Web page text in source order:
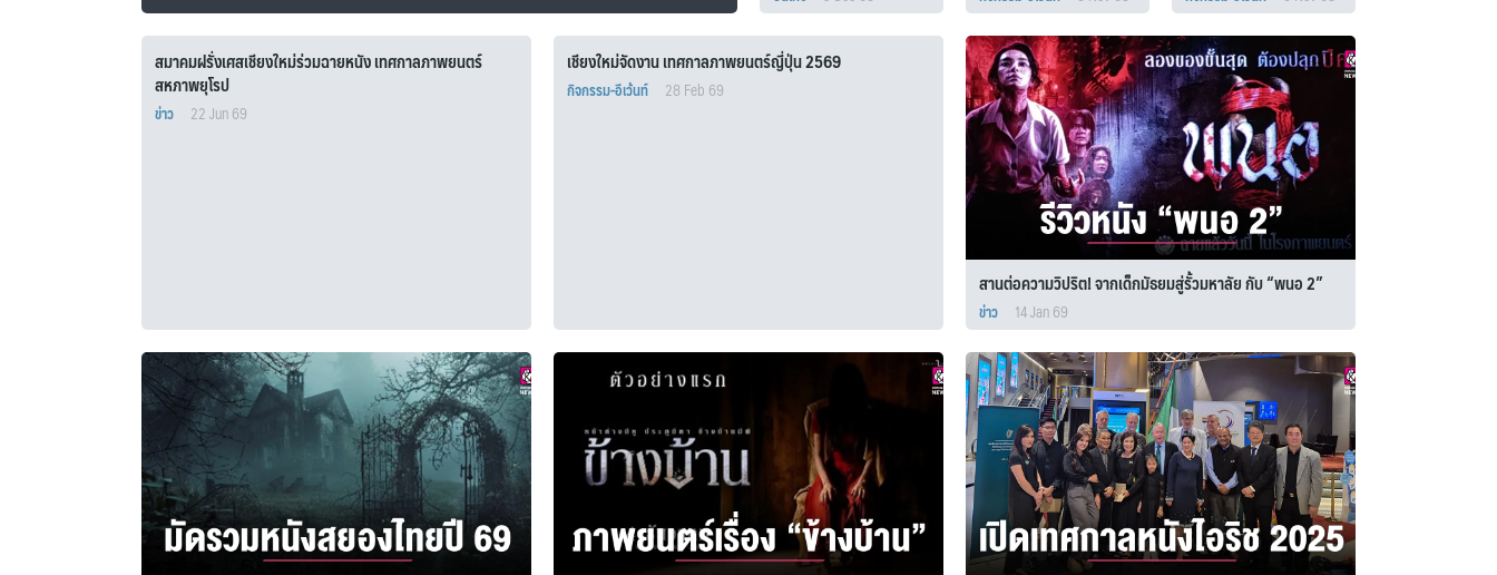
for:
สมาคมฝรั่งเศสเชียงใหม่ร่วมฉายหนัง เทศกาลภาพยนตร์
สหภาพยุโรป
ข่าว 22 Jun 69
เชียงใหม่จัดงาน เทศกาลภาพยนตร์ญี่ปุ่น 2569
กิจกรรม-อีเว้นท์ 28 Feb 69
สานต่อความวิปริต! จากเด็กมัธยมสู่รั้วมหาลัย กับ “พนอ 2”
ข่าว 14 Jan 69